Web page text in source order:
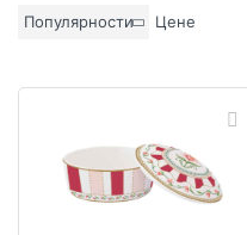
Цвет основы
Популярности Цене